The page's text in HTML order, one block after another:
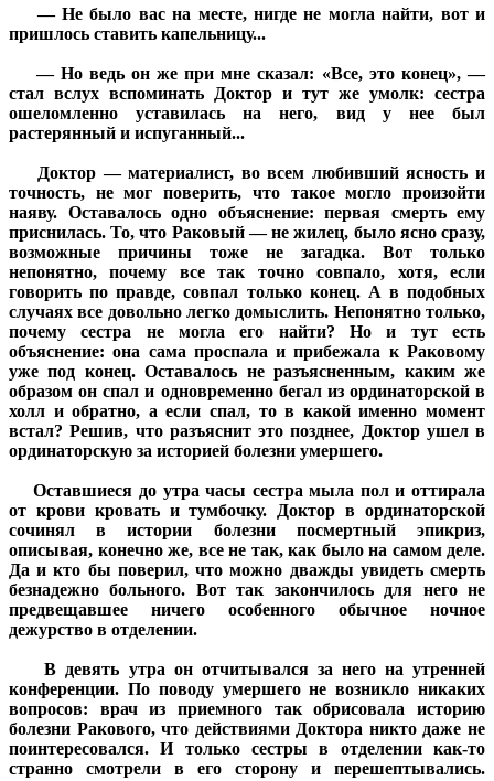
— Не было вас на месте, нигде не могла найти, вот и
пришлось ставить капельницу...
— Но ведь он же при мне сказал: «Все, это конец», —
стал вслух вспоминать Доктор и тут же умолк: сестра
ошеломленно уставилась на него, вид у нее был
растерянный и испуганный...
Доктор — материалист, во всем любивший ясность и
точность, не мог поверить, что такое могло произойти
наяву. Оставалось одно объяснение: первая смерть ему
приснилась. То, что Раковый — не жилец, было ясно сразу,
возможные причины тоже не загадка. Вот только
непонятно, почему все так точно совпало, хотя, если
говорить по правде, совпал только конец. А в подобных
случаях все довольно легко домыслить. Непонятно только,
почему сестра не могла его найти? Но и тут есть
объяснение: она сама проспала и прибежала к Раковому
уже под конец. Оставалось не разъясненным, каким же
образом он спал и одновременно бегал из ординаторской в
холл и обратно, а если спал, то в какой именно момент
встал? Решив, что разъяснит это позднее, Доктор ушел в
ординаторскую за историей болезни умершего.
Оставшиеся до утра часы сестра мыла пол и оттирала
от крови кровать и тумбочку. Доктор в ординаторской
сочинял в истории болезни посмертный эпикриз,
описывая, конечно же, все не так, как было на самом деле.
Да и кто бы поверил, что можно дважды увидеть смерть
безнадежно больного. Вот так закончилось для него не
предвещавшее ничего особенного обычное ночное
дежурство в отделении.
В девять утра он отчитывался за него на утренней
конференции. По поводу умершего не возникло никаких
вопросов: врач из приемного так обрисовала историю
болезни Ракового, что действиями Доктора никто даже не
поинтересовался. И только сестры в отделении как-то
странно смотрели в его сторону и перешептывались.